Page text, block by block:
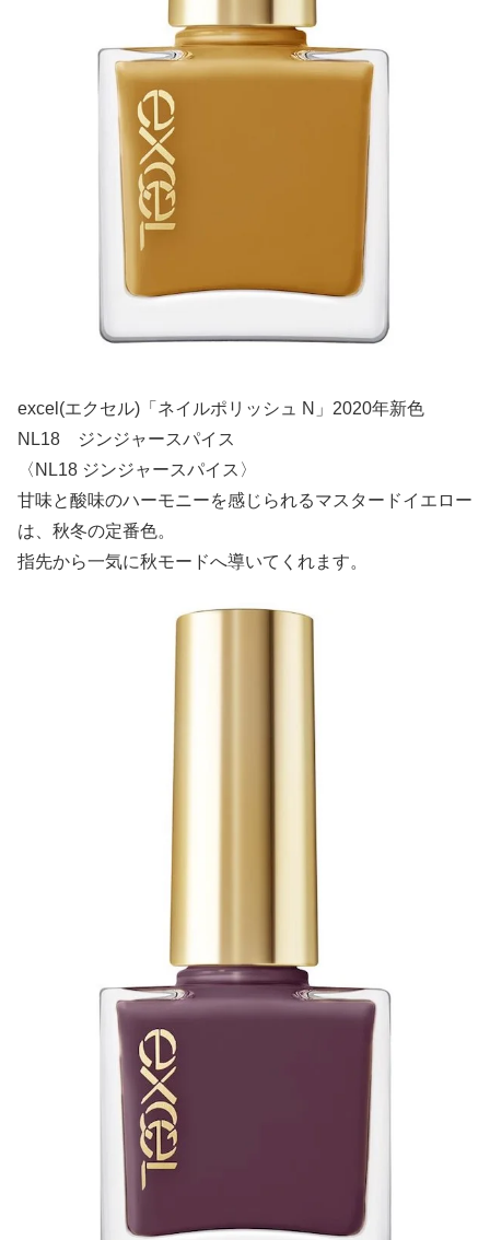
excel(エクセル)「ネイルポリッシュ N」2020年新色
NL18 ジンジャースパイス
〈NL18 ジンジャースパイス〉
甘味と酸味のハーモニーを感じられるマスタードイエロー
は、秋冬の定番色。
指先から一気に秋モードへ導いてくれます。